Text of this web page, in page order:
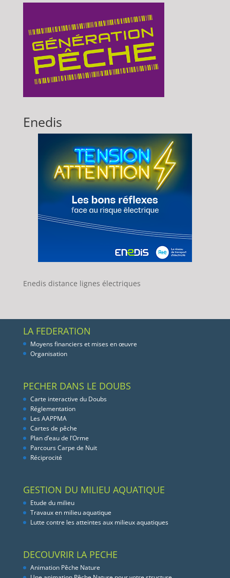
Enedis
Enedis distance lignes électriques
LA FEDERATION
Moyens financiers et mises en œuvre
Organisation
PECHER DANS LE DOUBS
Carte interactive du Doubs
Réglementation
Les AAPPMA
Cartes de pêche
Plan d’eau de l’Orme
Parcours Carpe de Nuit
Réciprocité
GESTION DU MILIEU AQUATIQUE
Etude du milieu
Travaux en milieu aquatique
Lutte contre les atteintes aux milieux aquatiques
DECOUVRIR LA PECHE
Animation Pêche Nature